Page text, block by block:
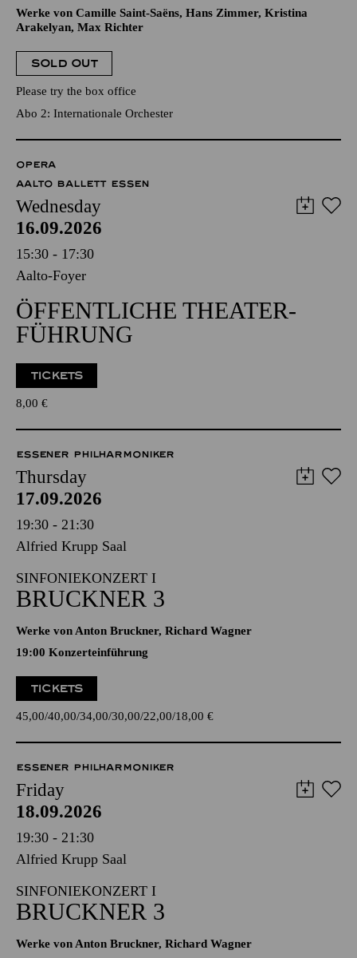
Werke von Camille Saint-Saëns, Hans Zimmer, Kristina
Arakelyan, Max Richter
SOLD OUT
Please try the box office
Abo 2: Internationale Orchester
OPERA
AALTO BALLETT ESSEN
Wednesday
16.09.2026
15:30 - 17:30
Aalto-Foyer
ÖFFENTLICHE THEATER­
FÜHRUNG
TICKETS
8,00 €
ESSENER PHILHARMONIKER
Thursday
17.09.2026
19:30 - 21:30
Alfried Krupp Saal
SINFONIEKONZERT I
BRUCKNER 3
Werke von Anton Bruckner, Richard Wagner
19:00 Konzerteinführung
TICKETS
45,00 40,00 34,00 30,00 22,00 18,00 €
ESSENER PHILHARMONIKER
Friday
18.09.2026
19:30 - 21:30
Alfried Krupp Saal
SINFONIEKONZERT I
BRUCKNER 3
Werke von Anton Bruckner, Richard Wagner